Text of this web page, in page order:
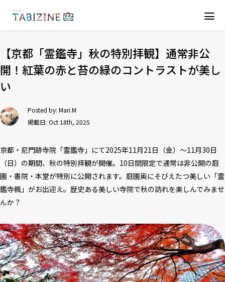
【京都「霊鑑寺」秋の特別拝観】通常非公
開！紅葉の赤と苔の緑のコントラストが美し
い
Posted by: Mari.M
掲載日: Oct 18th, 2025
京都・尼門跡寺院「霊鑑寺」にて2025年11月21日（金）～11月30日
（日）の期間、秋の特別拝観が開催。10日間限定で通常は非公開の庭
園・書院・本堂が特別に公開されます。庭園奥にそびえたつ美しい「霊
鑑寺楓」がお出迎え。歴史ある美しい寺院で秋の訪れを楽しんでみませ
んか？